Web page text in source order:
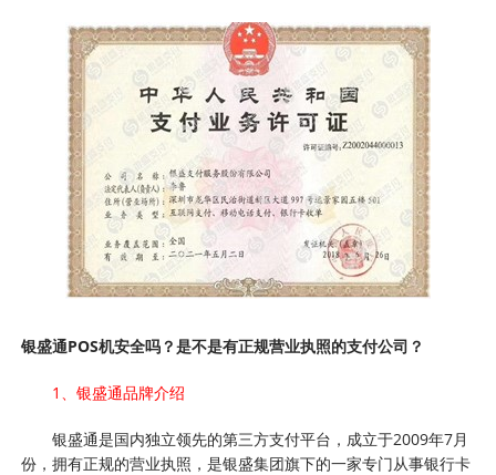
银盛通POS机安全吗？是不是有正规营业执照的支付公司？
1、银盛通品牌介绍
银盛通是国内独立领先的第三方支付平台，成立于2009年7月
份，拥有正规的营业执照，是银盛集团旗下的一家专门从事银行卡